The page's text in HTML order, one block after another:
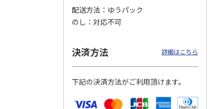
【グリーティング切
円…
4.8（11）
5,500円
4.6（7）
11,000円
配送方法
ゆうパック
のし
対応不可
決済方法 詳細はこちら
下記の決済方法がご利用頂けます。